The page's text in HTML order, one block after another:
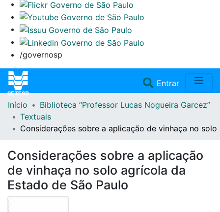
/governosp
Entrar(current)
Home
Repositório
Doações/Aquisições
Início
Biblioteca “Professor Lucas Nogueira Garcez”
Textuais
Considerações sobre a aplicação de vinhaça no
Considerações sobre a aplicação
de vinhaça no solo agrícola da
Estado de São Paulo